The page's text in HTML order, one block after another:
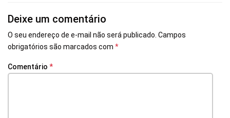
Deixe um comentário
O seu endereço de e-mail não será publicado. Campos
obrigatórios são marcados com *
Comentário *